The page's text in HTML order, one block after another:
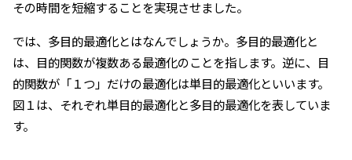
その時間を短縮することを実現させました。
では、多目的最適化とはなんでしょうか。多目的最適化と
は、目的関数が複数ある最適化のことを指します。逆に、目
的関数が「１つ」だけの最適化は単目的最適化といいます。
図１は、それぞれ単目的最適化と多目的最適化を表していま
す。